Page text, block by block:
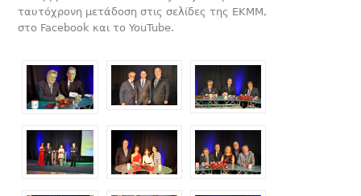
ταυτόχρονη μετάδοση στις σελίδες της ΕΚΜΜ,
στο Facebook και το YouTube.